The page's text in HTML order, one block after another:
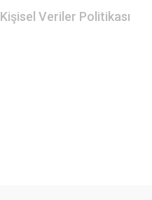
Kişisel Veriler Politikası